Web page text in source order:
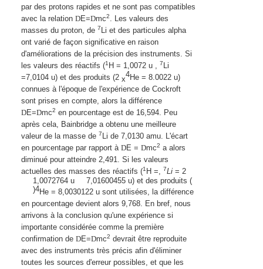
par des protons rapides et ne sont pas compatibles
avec la relation DE=Dmc2. Les valeurs des
masses du proton, de 7 Li et des particules alpha
ont varié de façon significative en raison
d'améliorations de la précision des instruments. Si
les valeurs des réactifs (1 H = 1,0072 u , 7 Li
=7,0104 u) et des produits (2 x
4He = 8.0022 u)
connues à l'époque de l'expérience de Cockroft
sont prises en compte, alors la différence
DE=Dmc2 en pourcentage est de 16,594. Peu
après cela, Bainbridge a obtenu une meilleure
valeur de la masse de 7 Li de 7,0130 amu. L'écart
en pourcentage par rapport à DE = Dmc2 a alors
diminué pour atteindre 2,491. Si les valeurs
actuelles des masses des réactifs (1 H =
1,0072764 u
, 7Li =
7,01600455 u) et des produits (
2
4He = 8,0030122 u
)
sont utilisées, la différence
en pourcentage devient alors 9,768. En bref, nous
arrivons à la conclusion qu'une expérience si
importante considérée comme la première
confirmation de DE=Dmc2 devrait être reproduite
avec des instruments très précis afin d'éliminer
toutes les sources d'erreur possibles, et que les